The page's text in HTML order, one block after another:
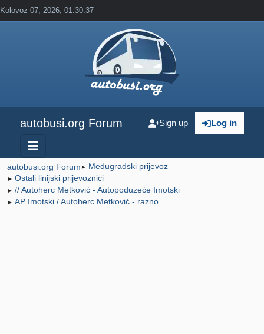
Kolovoz 07, 2026, 01:30:37
autobusi.org Forum Log in
Sign up
autobusi.org Forum ► Međugradski prijevoz
► Ostali linijski prijevoznici
► // Autoherc Metković - Autopoduzeće Imotski
► AP Imotski / Autoherc Metković - razno